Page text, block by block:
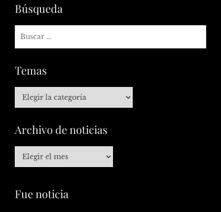
Búsqueda
Temas
Archivo de noticias
Fue noticia